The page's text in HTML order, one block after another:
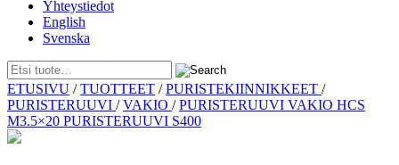
Yhteystiedot
English
Svenska
Skip
to
content
ETUSIVU /TUOTTEET /PURISTEKIINNIKKEET /
PURISTERUUVI /VAKIO /PURISTERUUVI VAKIO HCS
M3.5×20 PURISTERUUVI S400